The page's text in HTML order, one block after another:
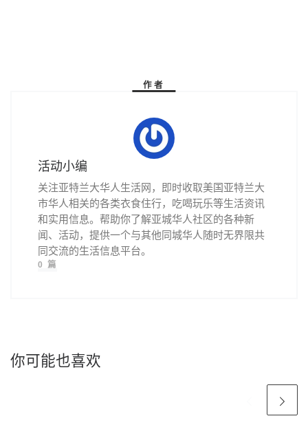
作者
活动小编
关注亚特兰大华人生活网，即时收取美国亚特兰大
市华人相关的各类衣食住行，吃喝玩乐等生活资讯
和实用信息。帮助你了解亚城华人社区的各种新
闻、活动，提供一个与其他同城华人随时无界限共
同交流的生活信息平台。
0 篇
你可能也喜欢